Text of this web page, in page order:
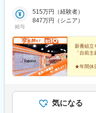
給与
515万円（経験者）
847万円（シニア）
新番組立
「自前
★年間休
気になる